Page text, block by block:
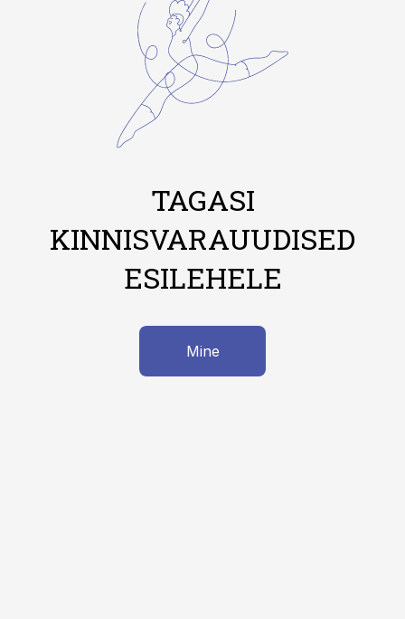
TAGASI
KINNISVARAUUDISED
ESILEHELE
Mine